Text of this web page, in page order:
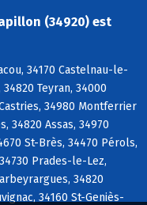
(34920) est
34170 Castelnau-le-
Teyran, 34000
34980 Montferrier
34820 Assas, 34970
St-Brès, 34470 Pérols,
Prades-le-Lez,
34820
34160 St-Geniès-